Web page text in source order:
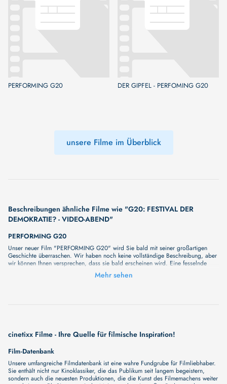
PERFORMING G20 DER GIPFEL - PERFOMING G20
unsere Filme im Überblick
Beschreibungen ähnliche Filme wie "G20: FESTIVAL DER
DEMOKRATIE? - VIDEO-ABEND"
PERFORMING G20
Unser neuer Film "PERFORMING G20" wird Sie bald mit seiner großartigen
Geschichte überraschen. Wir haben noch keine vollständige Beschreibung, aber
wir können Ihnen versprechen, dass sie bald erscheinen wird. Eine fesselnde
Handlung, ungewöhnliche Charaktere und unerforschte Geheimnisse erwarten Sie
in unserem Film. Bleiben Sie dran für etwas Besonderes - wir werden jede Minute
Geheimnisse erwarten Sie in unserem Film. Bleiben Sie dran für etwas
Mehr sehen
cinetixx Filme - Ihre Quelle für filmische Inspiration!
Film-Datenbank
Unsere umfangreiche Filmdatenbank ist eine wahre Fundgrube für Filmliebhaber.
Sie enthält nicht nur Kinoklassiker, die das Publikum seit langem begeistern,
sondern auch die neuesten Produktionen, die die Kunst des Filmemachens weiter